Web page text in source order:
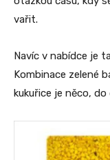
vařit.
Navíc v nabídce je
Kombinace zelené
kukuřice je něco,